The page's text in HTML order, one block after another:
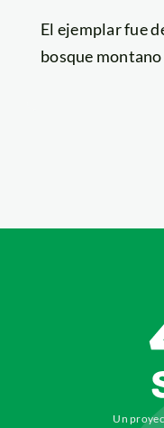
El ejemplar fue
bosque montano
Un